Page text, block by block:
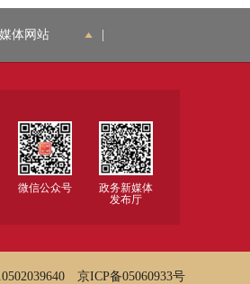
体网站
微信公众号
政务新媒体
发布厅
京ICP备05060933号